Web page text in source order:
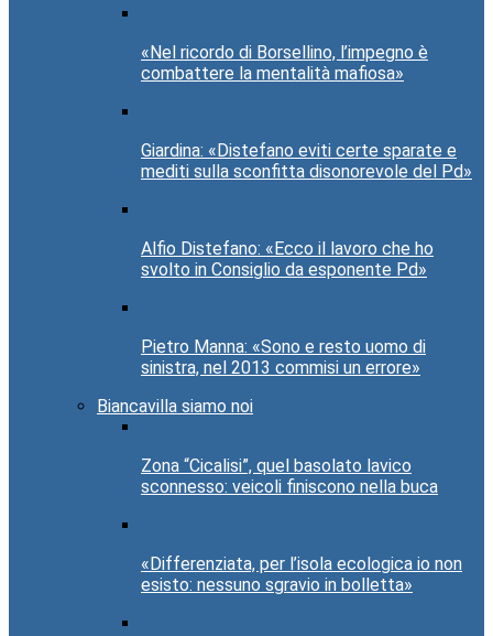
«Nel ricordo di Borsellino, l’impegno è
combattere la mentalità mafiosa»
Giardina: «Distefano eviti certe sparate e
mediti sulla sconfitta disonorevole del Pd»
Alfio Distefano: «Ecco il lavoro che ho
svolto in Consiglio da esponente Pd»
Pietro Manna: «Sono e resto uomo di
sinistra, nel 2013 commisi un errore»
Biancavilla siamo noi
Zona “Cicalisi”, quel basolato lavico
sconnesso: veicoli finiscono nella buca
«Differenziata, per l’isola ecologica io non
esisto: nessuno sgravio in bolletta»